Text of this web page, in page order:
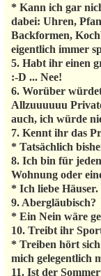
* Kann ich gar
dabei: Uhren,
Backformen,
eigentlich immer
5. Habt ihr einen
:-D ... Nee!
6. Worüber
Allzuuuuuu
auch, ich würde
7. Kennt ihr das
* Tatsächlich
8. Ich bin für
Wohnung oder
* Ich liebe
9. Abergläubisch?
* Ein Nein wäre
10. Treibt ihr
* Treiben hört sich
mich gelegentlich
11. Ist der